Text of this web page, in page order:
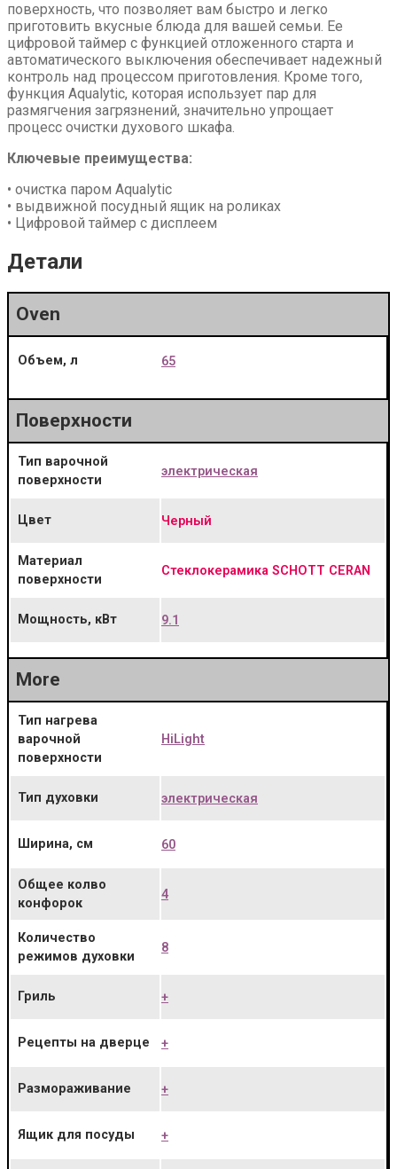
поверхность, что позволяет вам быстро и легко
приготовить вкусные блюда для вашей семьи. Ее
цифровой таймер с функцией отложенного старта и
автоматического выключения обеспечивает надежный
контроль над процессом приготовления. Кроме того,
функция Aqualytic, которая использует пар для
размягчения загрязнений, значительно упрощает
процесс очистки духового шкафа.
Ключевые преимущества:
• очистка паром Aqualytic
• выдвижной посудный ящик на роликах
• Цифровой таймер с дисплеем
Детали
Oven
Объем, л 65
Поверхности
Тип варочной
поверхности
электрическая
Цвет Черный
Материал
поверхности
Cтеклокерамика SCHOTT CERAN
Мощность, кВт 9.1
More
Тип нагрева
варочной
поверхности
HiLight
Тип духовки электрическая
Ширина, см 60
Общее колво
конфорок
4
Количество
режимов духовки
8
Гриль +
Рецепты на дверце +
Размораживание +
Ящик для посуды +